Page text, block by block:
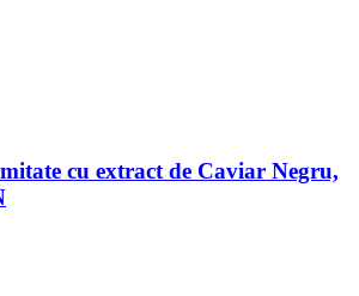
cu extract de Caviar Negru,